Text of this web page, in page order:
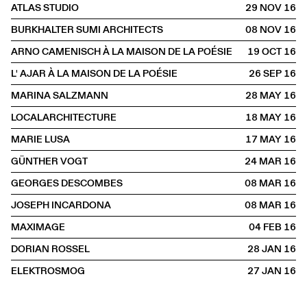
ATLAS STUDIO
29 NOV2016
BURKHALTER SUMI ARCHITECTS
08 NOV2016
ARNO CAMENISCH À LA MAISON DE LA POÉSIE
19 OCT2016
L' AJAR À LA MAISON DE LA POÉSIE
26 SEP2016
MARINA SALZMANN
28 MAY2016
LOCALARCHITECTURE
18 MAY2016
MARIE LUSA
17 MAY2016
GÜNTHER VOGT
24 MAR2016
GEORGES DESCOMBES
08 MAR2016
JOSEPH INCARDONA
08 MAR2016
MAXIMAGE
04 FEB2016
DORIAN ROSSEL
28 JAN2016
ELEKTROSMOG
27 JAN2016